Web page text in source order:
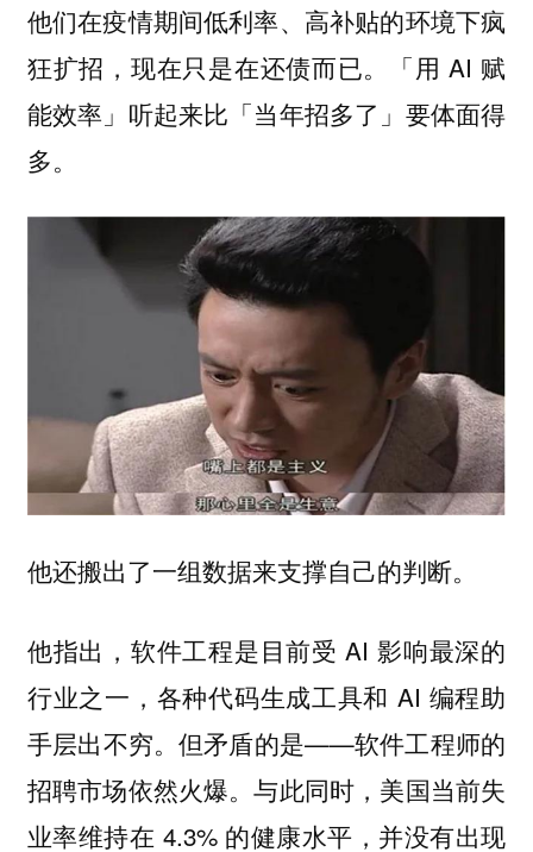
他们在疫情期间低利率、高补贴的环境下疯
狂扩招，现在只是在还债而已。「用 AI 赋
能效率」听起来比「当年招多了」要体面得
多。
他还搬出了一组数据来支撑自己的判断。
他指出，软件工程是目前受 AI 影响最深的
行业之一，各种代码生成工具和 AI 编程助
手层出不穷。但矛盾的是——软件工程师的
招聘市场依然火爆。与此同时，美国当前失
业率维持在 4.3% 的健康水平，并没有出现